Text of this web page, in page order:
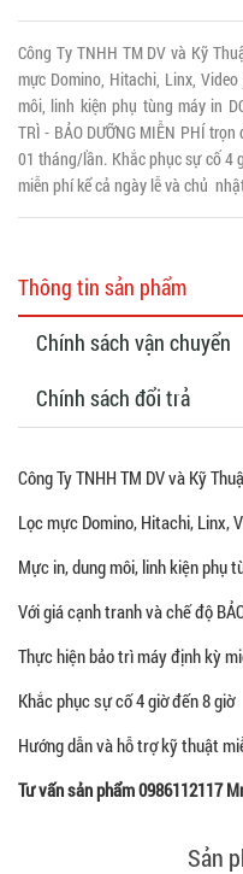
Công Ty TNHH TM DV và Kỹ
mực Domino, Hitachi, Linx,
môi, linh kiện phụ tùng máy in
TRÌ - BẢO DƯỠNG MIỄN PHÍ
01 tháng/lần. Khắc phục sự cố 4
miễn phí kể cả ngày lễ và chủ
Thông tin sản phẩm
Chính sách vận chuyển
Chính sách đổi trả
Công Ty TNHH TM DV và Kỹ
Lọc mực Domino, Hitachi, Linx,
Mực in, dung môi, linh kiện phụ
Với giá cạnh tranh và chế độ
Thực hiện bảo trì máy định kỳ
Khắc phục sự cố 4 giờ đến 8 giờ
Hướng dẫn và hỗ trợ kỹ thuật
Tư vấn sản phẩm 0986112117
Sản